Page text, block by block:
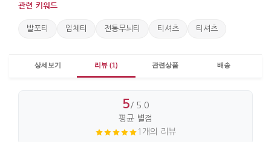
관련 키워드
발포티 입체티 전통무늬티 티셔츠 티셔츠
상세보기 리뷰 (1) 관련상품 배송
5/ 5.0
평균 별점
1개의 리뷰